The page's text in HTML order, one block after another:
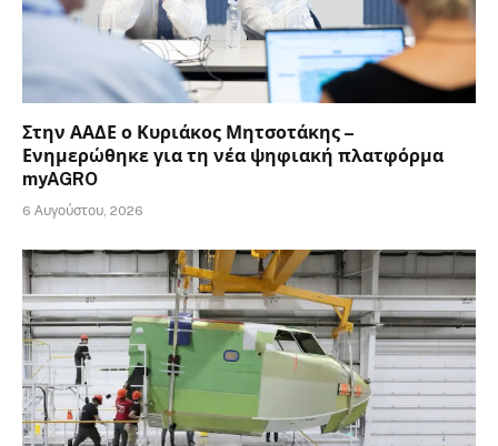
Στην ΑΑΔΕ ο Κυριάκος Μητσοτάκης –
Ενημερώθηκε για τη νέα ψηφιακή πλατφόρμα
myAGRO
6 Αυγούστου, 2026